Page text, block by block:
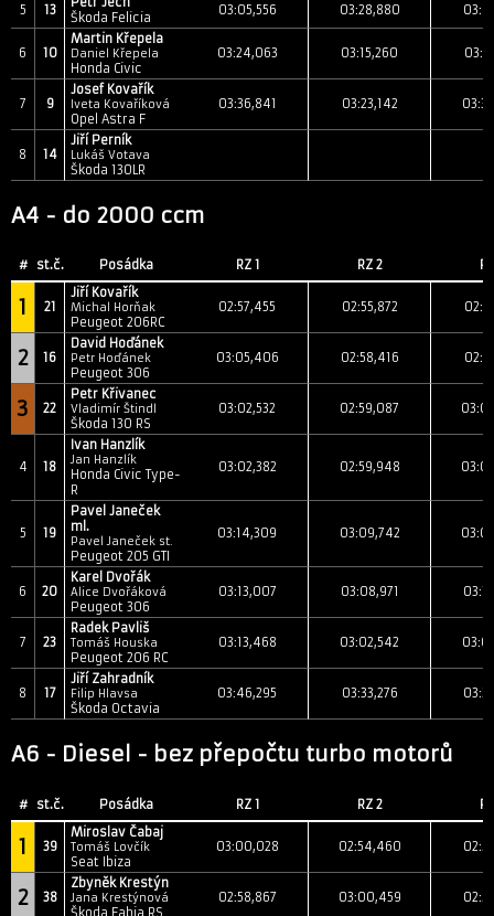
5 13
Škoda Felicia
03:05,556 03:28,880
6 10
Martin Křepela
Daniel Křepela
Honda Civic
03:24,063 03:15,260
7 9
Josef Kovařík
Iveta Kovaříková
Opel Astra F
03:36,841 03:23,142
8 14
Jiří Perník
Lukáš Votava
Škoda 130LR
A4 - do 2000 ccm
# st.č. Posádka RZ 1 RZ 2
1 21
Jiří Kovařík
Michal Horňak
Peugeot 206RC
02:57,455 02:55,872
2 16
David Hoďánek
Petr Hoďánek
Peugeot 306
03:05,406 02:58,416
3 22
Petr Křivanec
Vladimír Štindl
Škoda 130 RS
03:02,532 02:59,087
4 18
Ivan Hanzlík
Jan Hanzlík
Honda Civic Type-
R
03:02,382 02:59,948
5 19
Pavel Janeček
ml.
Pavel Janeček st.
Peugeot 205 GTI
03:14,309 03:09,742
6 20
Karel Dvořák
Alice Dvořáková
Peugeot 306
03:13,007 03:08,971
7 23
Radek Pavliš
Tomáš Houska
Peugeot 206 RC
03:13,468 03:02,542
8 17
Jiří Zahradník
Filip Hlavsa
Škoda Octavia
03:46,295 03:33,276
A6 - Diesel - bez přepočtu turbo motorů
# st.č. Posádka RZ 1 RZ 2
1 39
Miroslav Čabaj
Tomáš Lovčík
Seat Ibiza
03:00,028 02:54,460
2 38
Zbyněk Krestýn
Jana Krestýnová
Škoda Fabia RS
02:58,867 03:00,459